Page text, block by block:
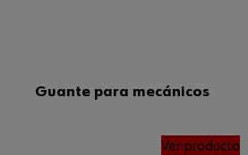
Guante para mecánicos
Ver producto